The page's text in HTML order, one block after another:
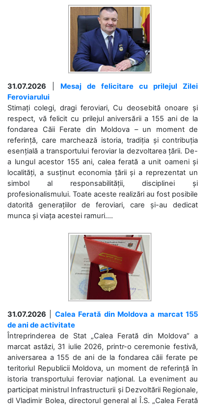
31.07.2026
Mesaj de felicitare cu prilejul Zilei
Feroviarului
Stimați colegi, dragi feroviari, Cu deosebită onoare și
respect, vă felicit cu prilejul aniversării a 155 ani de la
fondarea Căii Ferate din Moldova – un moment de
referință, care marchează istoria, tradiția și contribuția
esențială a transportului feroviar la dezvoltarea țării. De-
a lungul acestor 155 ani, calea ferată a unit oameni și
localități, a susținut economia țării și a reprezentat un
simbol al responsabilității, disciplinei și
profesionalismului. Toate aceste realizări au fost posibile
datorită generațiilor de feroviari, care și-au dedicat
munca și viața acestei ramuri....
31.07.2026
Calea Ferată din Moldova a marcat 155
de ani de activitate
Întreprinderea de Stat „Calea Ferată din Moldova” a
marcat astăzi, 31 iulie 2026, printr-o ceremonie festivă,
aniversarea a 155 de ani de la fondarea căii ferate pe
teritoriul Republicii Moldova, un moment de referință în
istoria transportului feroviar național. La eveniment au
participat ministrul Infrastructurii și Dezvoltării Regionale,
dl Vladimir Bolea, directorul general al Î.S. „Calea Ferată